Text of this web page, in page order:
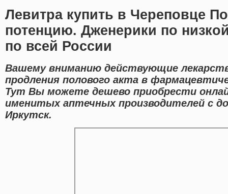
Левитра купить в Череповце
потенцию. Дженерики по
по всей России
Вашему вниманию действующие
продления полового акта в
Тут Вы можете дешево приобрести
именитых аптечных производителей с
Иркутск.